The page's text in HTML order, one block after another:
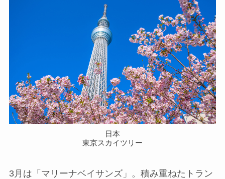
日本
東京スカイツリー
3月は「マリーナベイサンズ」。積み重ねたトラン